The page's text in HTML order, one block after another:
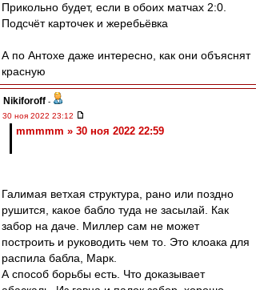
Прикольно будет, если в обоих матчах 2:0.
Подсчёт карточек и жеребьёвка
А по Антохе даже интересно, как они объяснят
красную
Nikiforoff -
30 ноя 2022 23:12
mmmmm » 30 ноя 2022 22:59
Галимая ветхая структура, рано или поздно
рушится, какое бабло туда не засылай. Как
забор на даче. Миллер сам не может
построить и руководить чем то. Это клоака для
распила бабла, Марк.
А способ борьбы есть. Что доказывает